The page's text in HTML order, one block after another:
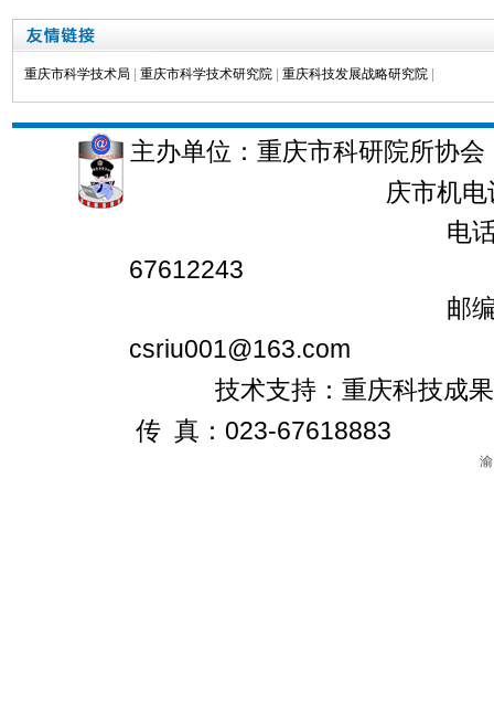
重庆市科学技术局 重庆市科学技术研究院 重庆科技发展战略研究院
主办单位：重庆市科研院所协
庆市机
电话：023-
67612243
邮编：
csriu001@163.com
技术支持：重庆科技成果
传 真：023-67618883